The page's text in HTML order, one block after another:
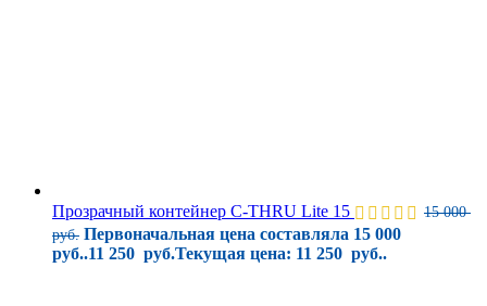
Прозрачный контейнер C-THRU Lite 15
15 000
руб. Первоначальная цена составляла 15 000
руб..11 250 руб.Текущая цена: 11 250 руб..